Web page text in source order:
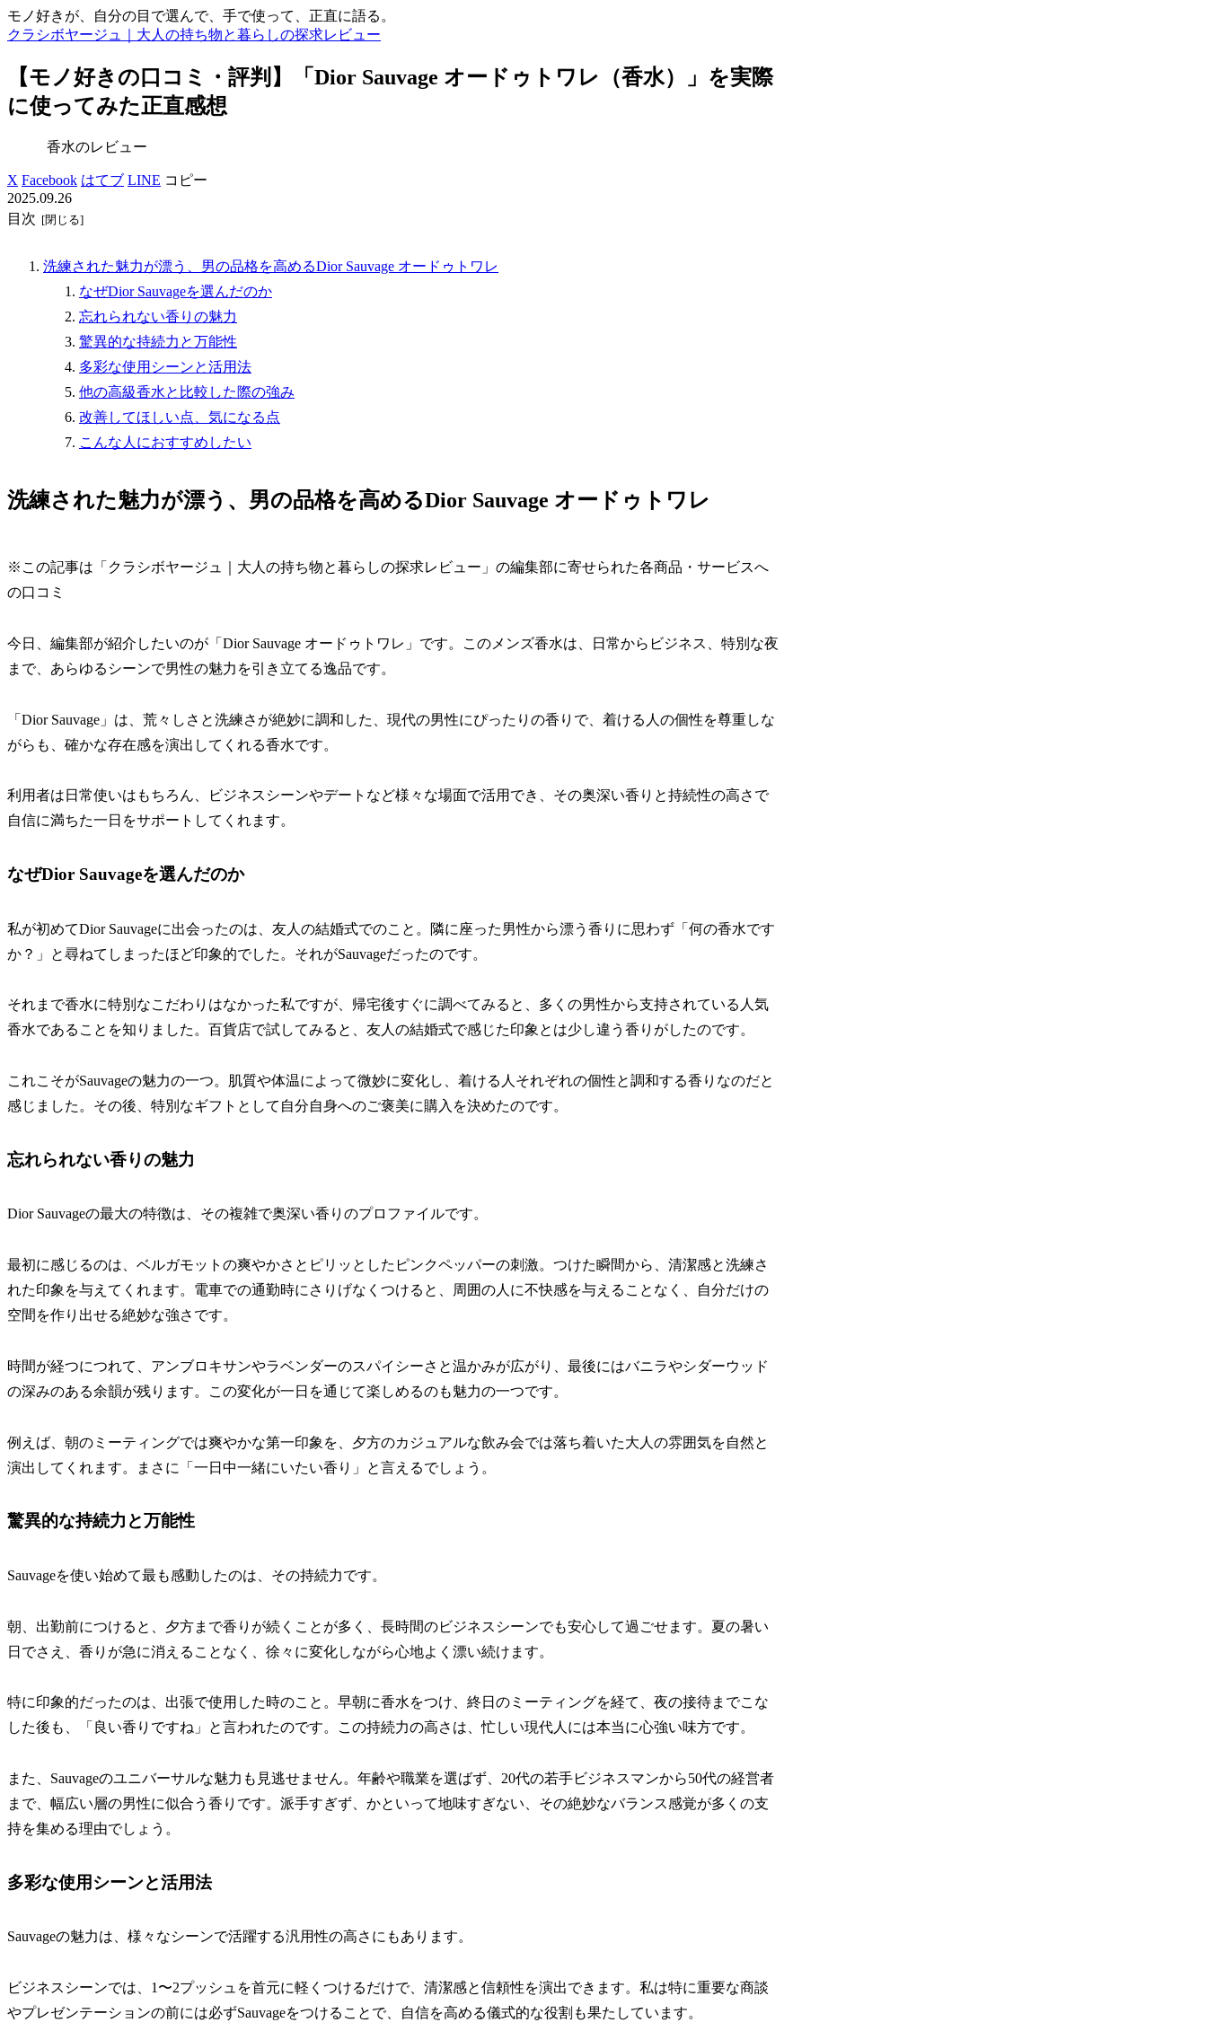
モノ好きが、自分の目で選んで、手で使って、正直に語る。
クラシボヤージュ｜大人の持ち物と暮らしの探求レビュー
【モノ好きの口コミ・評判】「Dior Sauvage オードゥトワレ（香水）」を実際
に使ってみた正直感想
香水のレビュー
X Facebook はてブ LINE コピー
2025.09.26
目次
洗練された魅力が漂う、男の品格を高めるDior Sauvage オードゥトワレ
なぜDior Sauvageを選んだのか
忘れられない香りの魅力
驚異的な持続力と万能性
多彩な使用シーンと活用法
他の高級香水と比較した際の強み
改善してほしい点、気になる点
こんな人におすすめしたい
洗練された魅力が漂う、男の品格を高めるDior Sauvage オードゥトワレ
※この記事は「クラシボヤージュ｜大人の持ち物と暮らしの探求レビュー」の編集部に寄せられた各商品・サービスへ
の口コミ
今日、編集部が紹介したいのが「Dior Sauvage オードゥトワレ」です。このメンズ香水は、日常からビジネス、特別な夜
まで、あらゆるシーンで男性の魅力を引き立てる逸品です。
「Dior Sauvage」は、荒々しさと洗練さが絶妙に調和した、現代の男性にぴったりの香りで、着ける人の個性を尊重しな
がらも、確かな存在感を演出してくれる香水です。
利用者は日常使いはもちろん、ビジネスシーンやデートなど様々な場面で活用でき、その奥深い香りと持続性の高さで
自信に満ちた一日をサポートしてくれます。
なぜDior Sauvageを選んだのか
私が初めてDior Sauvageに出会ったのは、友人の結婚式でのこと。隣に座った男性から漂う香りに思わず「何の香水です
か？」と尋ねてしまったほど印象的でした。それがSauvageだったのです。
それまで香水に特別なこだわりはなかった私ですが、帰宅後すぐに調べてみると、多くの男性から支持されている人気
香水であることを知りました。百貨店で試してみると、友人の結婚式で感じた印象とは少し違う香りがしたのです。
これこそがSauvageの魅力の一つ。肌質や体温によって微妙に変化し、着ける人それぞれの個性と調和する香りなのだと
感じました。その後、特別なギフトとして自分自身へのご褒美に購入を決めたのです。
忘れられない香りの魅力
Dior Sauvageの最大の特徴は、その複雑で奥深い香りのプロファイルです。
最初に感じるのは、ベルガモットの爽やかさとピリッとしたピンクペッパーの刺激。つけた瞬間から、清潔感と洗練さ
れた印象を与えてくれます。電車での通勤時にさりげなくつけると、周囲の人に不快感を与えることなく、自分だけの
空間を作り出せる絶妙な強さです。
時間が経つにつれて、アンブロキサンやラベンダーのスパイシーさと温かみが広がり、最後にはバニラやシダーウッド
の深みのある余韻が残ります。この変化が一日を通じて楽しめるのも魅力の一つです。
例えば、朝のミーティングでは爽やかな第一印象を、夕方のカジュアルな飲み会では落ち着いた大人の雰囲気を自然と
演出してくれます。まさに「一日中一緒にいたい香り」と言えるでしょう。
驚異的な持続力と万能性
Sauvageを使い始めて最も感動したのは、その持続力です。
朝、出勤前につけると、夕方まで香りが続くことが多く、長時間のビジネスシーンでも安心して過ごせます。夏の暑い
日でさえ、香りが急に消えることなく、徐々に変化しながら心地よく漂い続けます。
特に印象的だったのは、出張で使用した時のこと。早朝に香水をつけ、終日のミーティングを経て、夜の接待までこな
した後も、「良い香りですね」と言われたのです。この持続力の高さは、忙しい現代人には本当に心強い味方です。
また、Sauvageのユニバーサルな魅力も見逃せません。年齢や職業を選ばず、20代の若手ビジネスマンから50代の経営者
まで、幅広い層の男性に似合う香りです。派手すぎず、かといって地味すぎない、その絶妙なバランス感覚が多くの支
持を集める理由でしょう。
多彩な使用シーンと活用法
Sauvageの魅力は、様々なシーンで活躍する汎用性の高さにもあります。
ビジネスシーンでは、1〜2プッシュを首元に軽くつけるだけで、清潔感と信頼性を演出できます。私は特に重要な商談
やプレゼンテーションの前には必ずSauvageをつけることで、自信を高める儀式的な役割も果たしています。